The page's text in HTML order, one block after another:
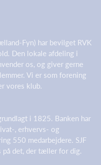
Fyn) har bevilget RVK
Den lokale afdeling i
os, og giver gerne
Vi er som forening
vores klub.
i 1825. Banken har
, erhvervs- og
550 medarbejdere. SJF
på det, der tæller for dig.